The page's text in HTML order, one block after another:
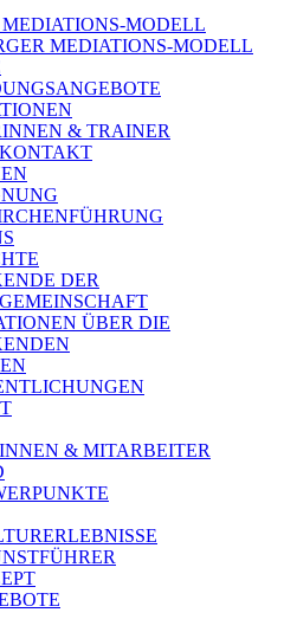
MODELL
MEDIATIONS-MODELL
& TRAINER
DER
ÜBER DIE
& MITARBEITER